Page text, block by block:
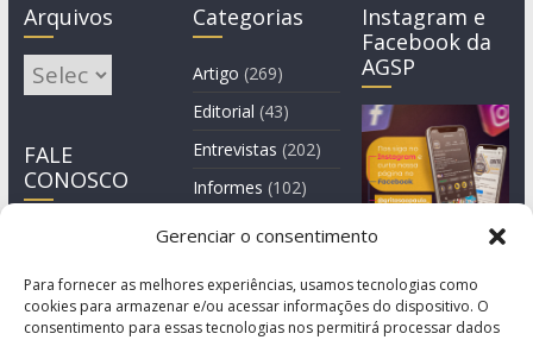
Gerenciar o consentimento
Para fornecer as melhores experiências, usamos tecnologias como
cookies para armazenar e/ou acessar informações do dispositivo. O
consentimento para essas tecnologias nos permitirá processar dados
Arquivos
Arquivos
FALE
CONOSCO
Categorias
Artigo (269)
Editorial (43)
Entrevistas (202)
Informes (102)
Manchete
Instagram e
Facebook da
AGSP